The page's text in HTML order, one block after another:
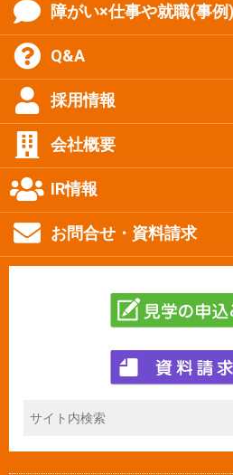
障がい×仕事や就職(事例)
Q&A
採用情報
会社概要
IR情報
お問合せ・資料請求